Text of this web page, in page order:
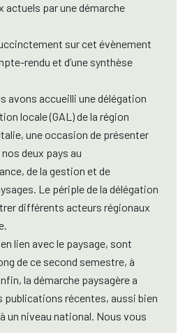
actuels par une démarche
sur cet évènement
rendu et d’une synthèse
avons accueilli une délégation
locale (GAL) de la région
une occasion de présenter
deux pays au
de la gestion et de
Le périple de la délégation
différents acteurs régionaux
lien avec le paysage, sont
de ce second semestre, à
la démarche paysagère a
publications récentes, aussi bien
un niveau national. Nous vous